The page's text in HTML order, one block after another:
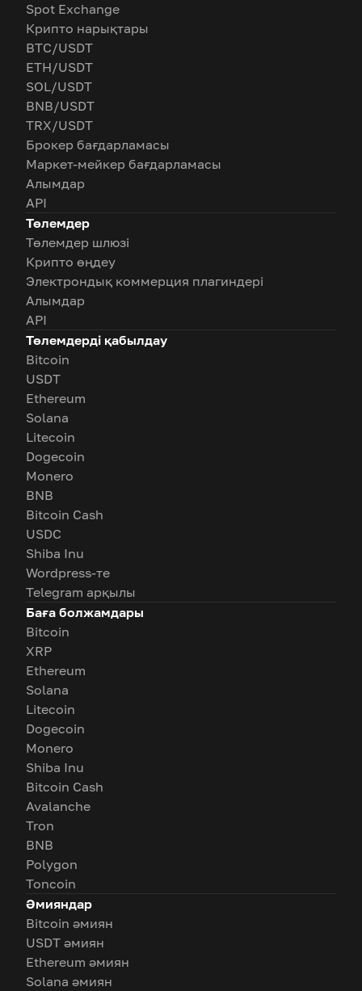
Spot Exchange
Крипто нарықтары
BTC/USDT
ETH/USDT
SOL/USDT
BNB/USDT
TRX/USDT
Брокер бағдарламасы
Маркет-мейкер бағдарламасы
Алымдар
API
Төлемдер
Төлемдер шлюзі
Крипто өңдеу
Электрондық коммерция плагиндері
Алымдар
API
Төлемдерді қабылдау
Bitcoin
USDT
Ethereum
Solana
Litecoin
Dogecoin
Monero
BNB
Bitcoin Cash
USDC
Shiba Inu
Wordpress-те
Telegram арқылы
Баға болжамдары
Bitcoin
XRP
Ethereum
Solana
Litecoin
Dogecoin
Monero
Shiba Inu
Bitcoin Cash
Avalanche
Tron
BNB
Polygon
Toncoin
Әмияндар
Bitcoin әмиян
USDT әмиян
Ethereum әмиян
Solana әмиян